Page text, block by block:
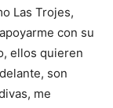
Las Trojes,
con su
ellos quieren
son
me